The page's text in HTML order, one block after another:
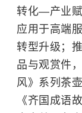
转化—产业赋
应用于高端
转型升级；
品与观赏件
风》系列茶
《齐国成语